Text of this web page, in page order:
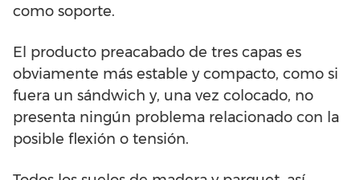
como soporte.
El producto preacabado de tres capas es
obviamente más estable y compacto, como si
fuera un sándwich y, una vez colocado, no
presenta ningún problema relacionado con la
posible flexión o tensión.